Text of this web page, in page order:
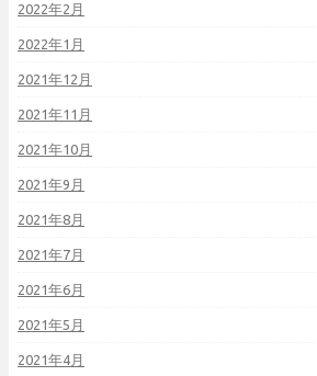
2022年2月
2022年1月
2021年12月
2021年11月
2021年10月
2021年9月
2021年8月
2021年7月
2021年6月
2021年5月
2021年4月